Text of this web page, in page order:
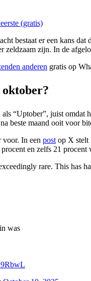
(gratis)
bestaat er een kans dat
zeldzaam zijn. In de
anderen gratis op
“Uptober”, juist
beste maand ooit voor
voor. In een post op X stelt
en zelfs 21
rare. This has
was